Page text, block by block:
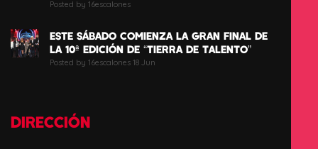
Posted by 16escalones
ESTE SÁBADO COMIENZA LA GRAN FINAL DE
LA 10ª EDICIÓN DE “TIERRA DE TALENTO”
Posted by 16escalones 18 Jun
DIRECCIÓN